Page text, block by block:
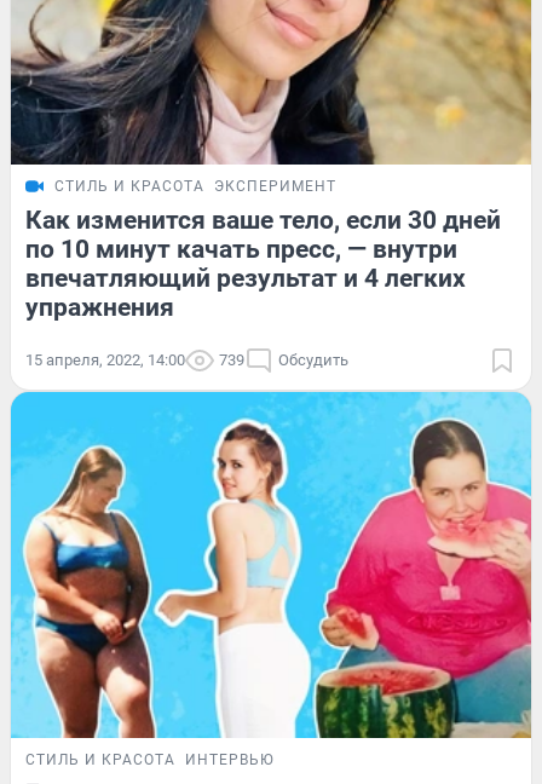
СТИЛЬ И КРАСОТА ЭКСПЕРИМЕНТ
Как изменится ваше тело, если 30 дней
по 10 минут качать пресс, — внутри
впечатляющий результат и 4 легких
упражнения
15 апреля, 2022, 14:00 739 Обсудить
СТИЛЬ И КРАСОТА ИНТЕРВЬЮ